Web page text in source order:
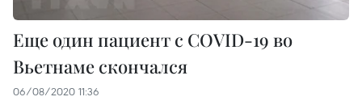
Еще один пациент с COVID-19 во
Вьетнаме скончался
06/08/2020 11:36